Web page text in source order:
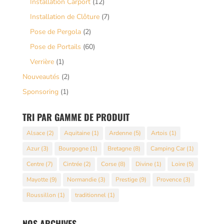
Installation de Clôture(7)
Pose de Pergola(2)
Pose de Portails (60)
Verrière(1)
Nouveautés (2)
Sponsoring(1)
TRI PAR GAMME DE PRODUIT
Alsace(2) Aquitaine(1) Ardenne(5) Artois(1)
Azur(3) Bourgogne(1) Bretagne(8) Camping Car(1)
Centre(7) Cintrée(2) Corse(8) Divine(1) Loire(5)
Mayotte(9) Normandie(3) Prestige(9) Provence(3)
Roussillon (1) traditionnel(1)